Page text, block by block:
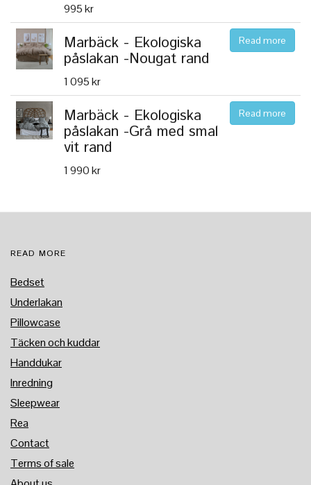
995 kr
Marbäck - Ekologiska
påslakan -Nougat rand
1 095 kr
Read more
Marbäck - Ekologiska
påslakan -Grå med smal
vit rand
1 990 kr
Read more
READ MORE
Bedset
Underlakan
Pillowcase
Täcken och kuddar
Handdukar
Inredning
Sleepwear
Rea
Contact
Terms of sale